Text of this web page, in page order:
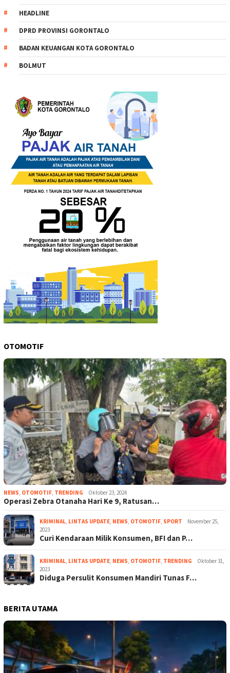
HEADLINE
DPRD PROVINSI GORONTALO
BADAN KEUANGAN KOTA GORONTALO
BOLMUT
OTOMOTIF
NEWS OTOMOTIF TRENDING Oktober 23, 2024
Operasi Zebra Otanaha Hari Ke 9, Ratusan…
KRIMINAL LINTAS UPDATE NEWS OTOMOTIF SPORT
November 25,
2023
Curi Kendaraan Milik Konsumen, BFI dan P…
KRIMINAL LINTAS UPDATE NEWS OTOMOTIF TRENDING
Oktober 31,
2023
Diduga Persulit Konsumen Mandiri Tunas F…
BERITA UTAMA